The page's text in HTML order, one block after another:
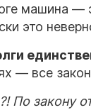
машина —
это
— все
По закону